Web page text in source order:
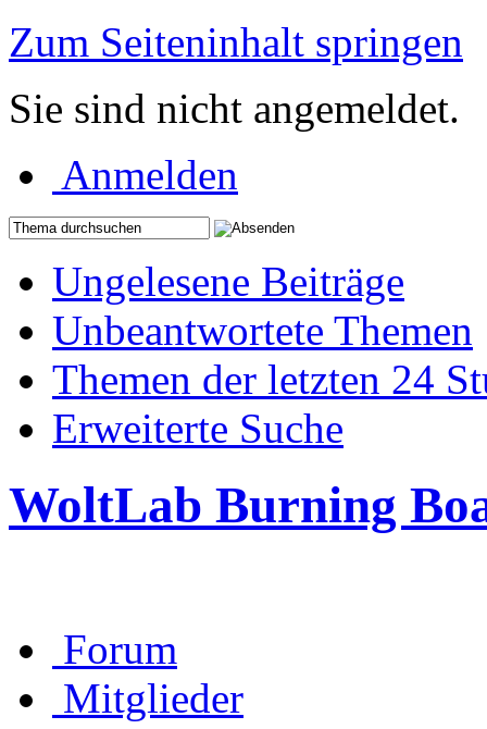
Zum Seiteninhalt springen
Sie sind nicht angemeldet.
Anmelden
Ungelesene Beiträge
Unbeantwortete Themen
Themen der letzten 24
Erweiterte Suche
WoltLab Burning
Forum
Mitglieder